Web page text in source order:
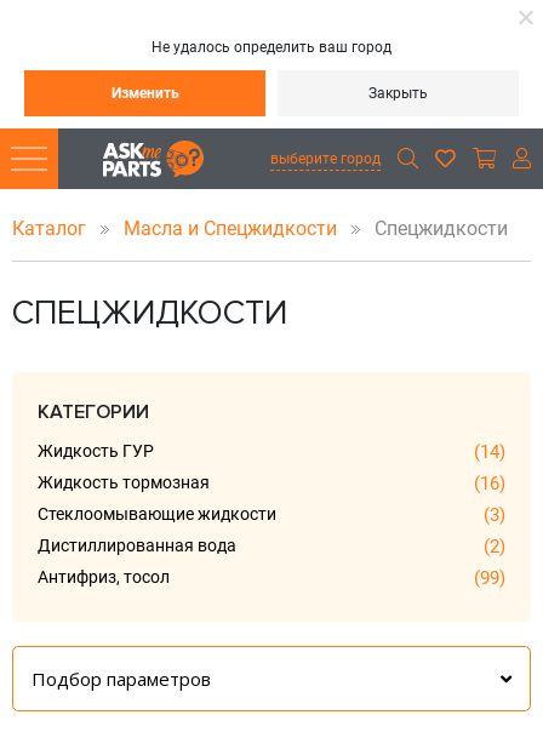
Не удалось определить ваш город
Изменить Закрыть
выберите город
Каталог Масла и Спецжидкости Спецжидкости
СПЕЦЖИДКОСТИ
КАТЕГОРИИ
Жидкость ГУР (14)
Жидкость тормозная (16)
Стеклоомывающие жидкости (3)
Дистиллированная вода (2)
Антифриз, тосол (99)
Подбор параметров